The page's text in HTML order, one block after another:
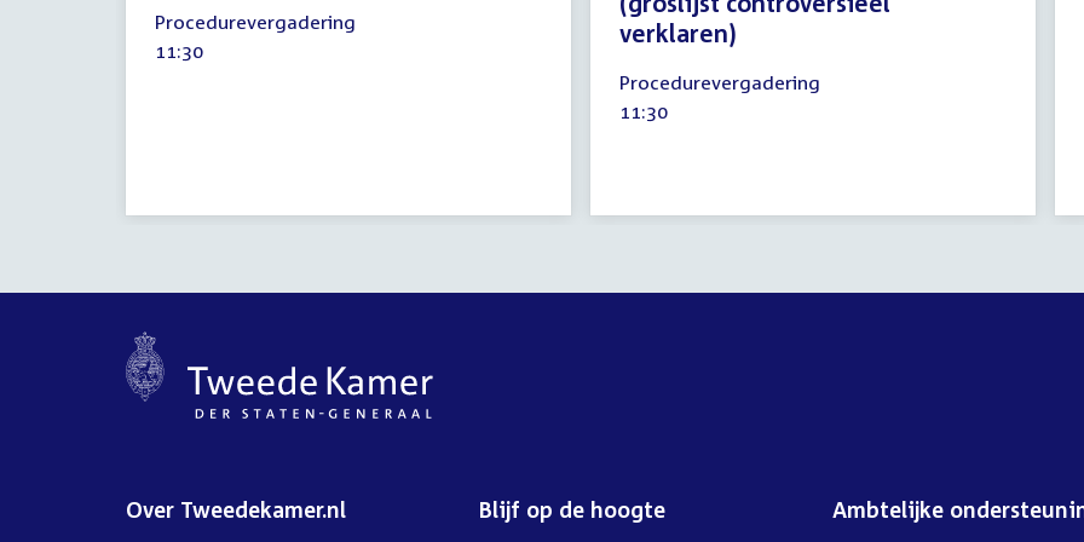
januari
2017
Procedurevergadering
Tijd
11:30
verklaren)
april
2017
Procedurevergadering
Tijd
11:30
Over Tweedekamer.nl Blijf op de hoogte Ambtelijke